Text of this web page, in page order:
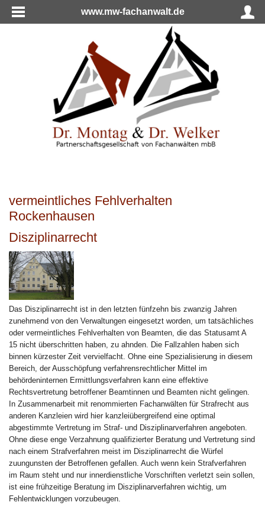
www.mw-fachanwalt.de
vermeintliches Fehlverhalten
Rockenhausen
Disziplinarrecht
Das Disziplinarrecht ist in den letzten fünfzehn bis zwanzig Jahren
zunehmend von den Verwaltungen eingesetzt worden, um tatsächliches
oder vermeintliches Fehlverhalten von Beamten, die das Statusamt A
15 nicht überschritten haben, zu ahnden. Die Fallzahlen haben sich
binnen kürzester Zeit vervielfacht. Ohne eine Spezialisierung in diesem
Bereich, der Ausschöpfung verfahrensrechtlicher Mittel im
behördeninternen Ermittlungsverfahren kann eine effektive
Rechtsvertretung betroffener Beamtinnen und Beamten nicht gelingen.
In Zusammenarbeit mit renommierten Fachanwälten für Strafrecht aus
anderen Kanzleien wird hier kanzleiübergreifend eine optimal
abgestimmte Vertretung im Straf- und Disziplinarverfahren angeboten.
Ohne diese enge Verzahnung qualifizierter Beratung und Vertretung sind
nach einem Strafverfahren meist im Disziplinarrecht die Würfel
zuungunsten der Betroffenen gefallen. Auch wenn kein Strafverfahren
im Raum steht und nur innerdienstliche Vorschriften verletzt sein sollen,
ist eine frühzeitige Beratung im Disziplinarverfahren wichtig, um
Fehlentwicklungen vorzubeugen.